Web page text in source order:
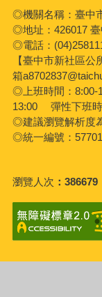
◎機關名稱：臺中
◎地址：426017 臺
◎電話：
【臺中市新社區
箱
◎上班時間：8:00-
13:00 彈性下班時
◎建議瀏覽解析度
◎統一編號：
瀏覽人次 386679